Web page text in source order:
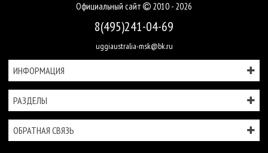
Официальный сайт 2010 - 2026
8(495)241-04-69
uggiaustralia-msk@bk.ru
ИНФОРМАЦИЯ
РАЗДЕЛЫ
ОБРАТНАЯ СВЯЗЬ